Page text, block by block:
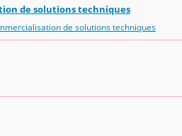
de solutions techniques
de solutions techniques